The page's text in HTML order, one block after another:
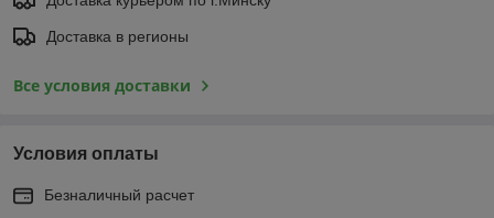
Доставка в регионы
Все условия доставки
Условия оплаты
Безналичный расчет